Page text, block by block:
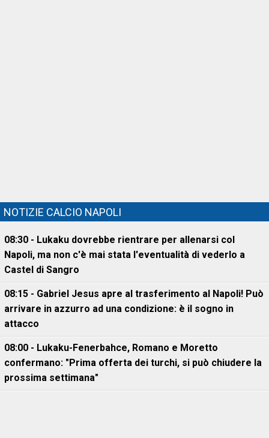
NOTIZIE CALCIO NAPOLI
08:30 - Lukaku dovrebbe rientrare per allenarsi col
Napoli, ma non c'è mai stata l'eventualità di vederlo a
Castel di Sangro
08:15 - Gabriel Jesus apre al trasferimento al Napoli! Può
arrivare in azzurro ad una condizione: è il sogno in
attacco
08:00 - Lukaku-Fenerbahce, Romano e Moretto
confermano: "Prima offerta dei turchi, si può chiudere la
prossima settimana"